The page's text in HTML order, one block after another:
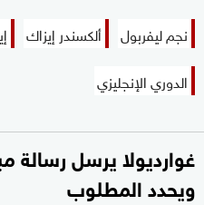
نجم ليفربول ألكسندر إيزاك
الدوري الإنجليزي
غوارديولا يرسل رسالة
ويحدد المطلوب